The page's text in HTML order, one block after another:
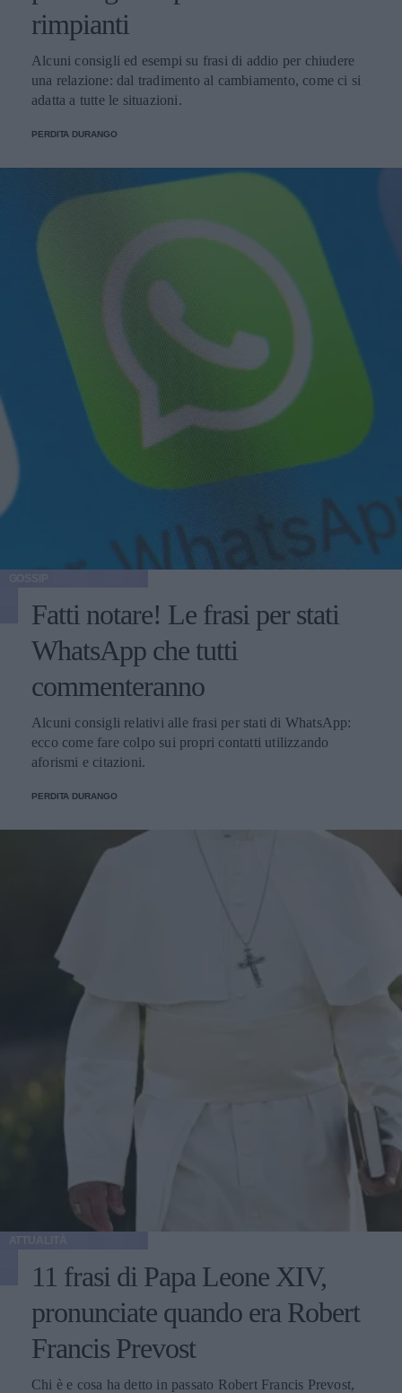
rimpianti
Alcuni consigli ed esempi su frasi di addio per chiudere
una relazione: dal tradimento al cambiamento, come ci si
adatta a tutte le situazioni.
PERDITA DURANGO
Fatti notare! Le frasi per stati
WhatsApp che tutti
commenteranno
Alcuni consigli relativi alle frasi per stati di WhatsApp:
ecco come fare colpo sui propri contatti utilizzando
aforismi e citazioni.
PERDITA DURANGO
11 frasi di Papa Leone XIV,
pronunciate quando era Robert
Francis Prevost
Chi è e cosa ha detto in passato Robert Francis Prevost,